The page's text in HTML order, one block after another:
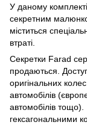
У даному
секретним
міститься
втраті.
Секретки Farad
продаються.
оригінальних
автомобілів
автомобілів тощо).
гексагональними